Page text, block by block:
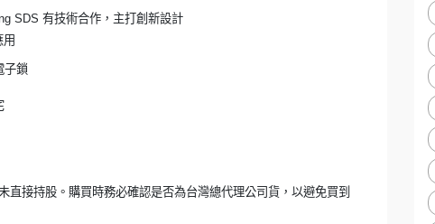
SDS 有技術合作，主打創新設計
用
子鎖
接持股。購買時務必確認是否為台灣總代理公司貨，以避免買到